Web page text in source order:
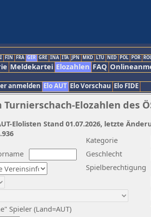
FIN FRA GER GRE INA ITA JPN MKD LTU NED POL POR
Meldekartei Elozahlen FAQ
anmelden Elo AUT Elo Vorschau Elo FIDE
Elozahlen des
Kategorie
Geschlecht
Spieler (Land=AUT)
Spielberechtigung
Elolisten Stand 01.07.2026, letzte